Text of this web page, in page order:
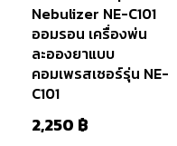
Nebulizer NE-C101
ออมรอน เครื่องพ่น
ละอองยาแบบ
คอมเพรสเซอร์รุ่น NE-
C101
2,250 ฿